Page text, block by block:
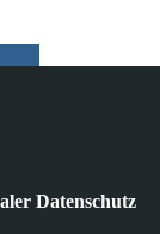
Datenschutz